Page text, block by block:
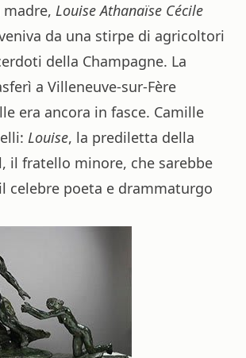
madre, Louise Athanaïse Cécile
da una stirpe di agricoltori
della Champagne. La
a Villeneuve-sur-Fère
era ancora in fasce. Camille
Louise, la prediletta della
il fratello minore, che sarebbe
celebre poeta e drammaturgo